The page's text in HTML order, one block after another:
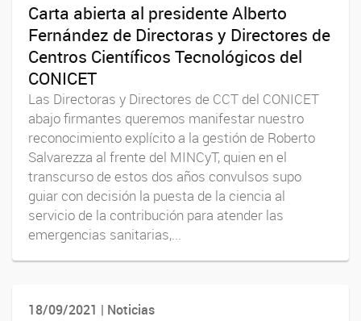
Carta abierta al presidente Alberto
Fernández de Directoras y Directores de
Centros Científicos Tecnológicos del
CONICET
Las Directoras y Directores de CCT del CONICET
abajo firmantes queremos manifestar nuestro
reconocimiento explícito a la gestión de Roberto
Salvarezza al frente del MINCyT, quien en el
transcurso de estos dos años convulsos supo
guiar con decisión la puesta de la ciencia al
servicio de la contribución para atender las
emergencias sanitarias,...
18/09/2021 | Noticias